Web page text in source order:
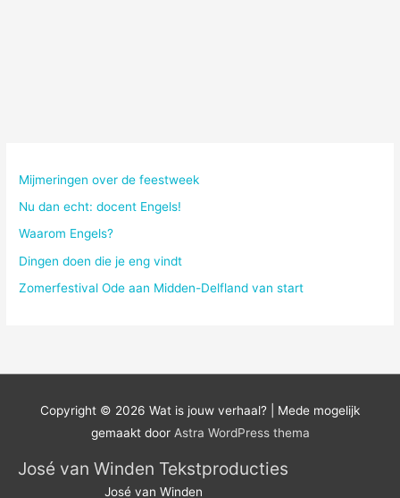
Mijmeringen over de feestweek
Nu dan echt: docent Engels!
Waarom Engels?
Dingen doen die je eng vindt
Zomerfestival Ode aan Midden-Delfland van start
Copyright © 2026 Wat is jouw verhaal? | Mede mogelijk
gemaakt door Astra WordPress thema
José van Winden Tekstproducties
José van Winden